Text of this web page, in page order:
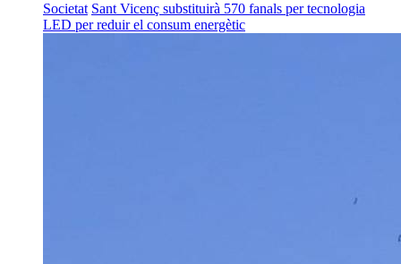
Societat Sant Vicenç substituirà 570 fanals per tecnologia
LED per reduir el consum energètic